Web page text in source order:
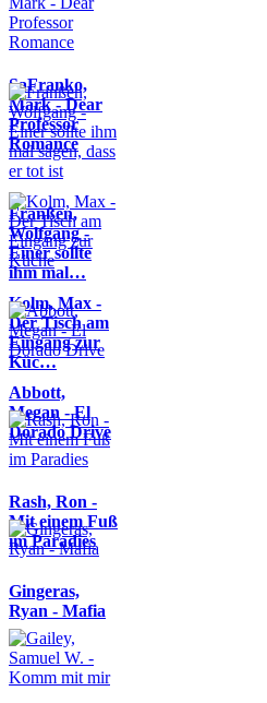
SaFranko,
Mark - Dear
Professor
Romance
Franßen,
Wolfgang -
Einer sollte
ihm mal…
Kolm, Max -
Der Tisch am
Eingang zur
Küc…
Abbott,
Megan - El
Dorado Drive
Rash, Ron -
Mit einem Fuß
im Paradies
Gingeras,
Ryan - Mafia